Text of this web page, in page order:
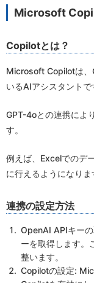
Microsoft
Copilotとは？
Microsoft Copilotは、
いるAIアシスタントで
GPT-4oとの連携によ
す。
例えば、Excelでのデ
に行えるようになりま
連携の設定方法
OpenAI APIキー
ーを取得します。
整います。
Copilotの設定: